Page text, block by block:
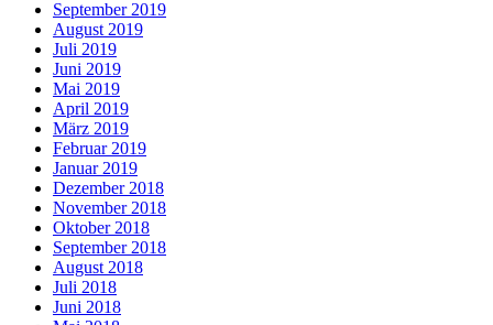
September 2019
August 2019
Juli 2019
Juni 2019
Mai 2019
April 2019
März 2019
Februar 2019
Januar 2019
Dezember 2018
November 2018
Oktober 2018
September 2018
August 2018
Juli 2018
Juni 2018